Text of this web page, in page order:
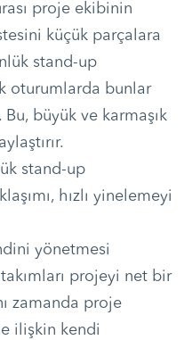
proje ekibinin
küçük parçalara
stand-up
oturumlarda bunlar
Bu, büyük ve karmaşık
stand-up
hızlı yinelemeyi
yönetmesi
projeyi net bir
zamanda proje
ilişkin kendi